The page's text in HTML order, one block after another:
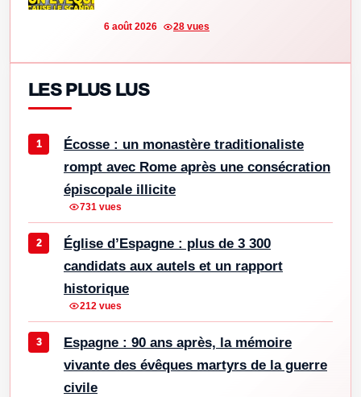
6 août 2026 28 vues
LES PLUS LUS
Écosse : un monastère traditionaliste
rompt avec Rome après une consécration
épiscopale illicite
731 vues
Église d’Espagne : plus de 3 300
candidats aux autels et un rapport
historique
212 vues
Espagne : 90 ans après, la mémoire
vivante des évêques martyrs de la guerre
civile